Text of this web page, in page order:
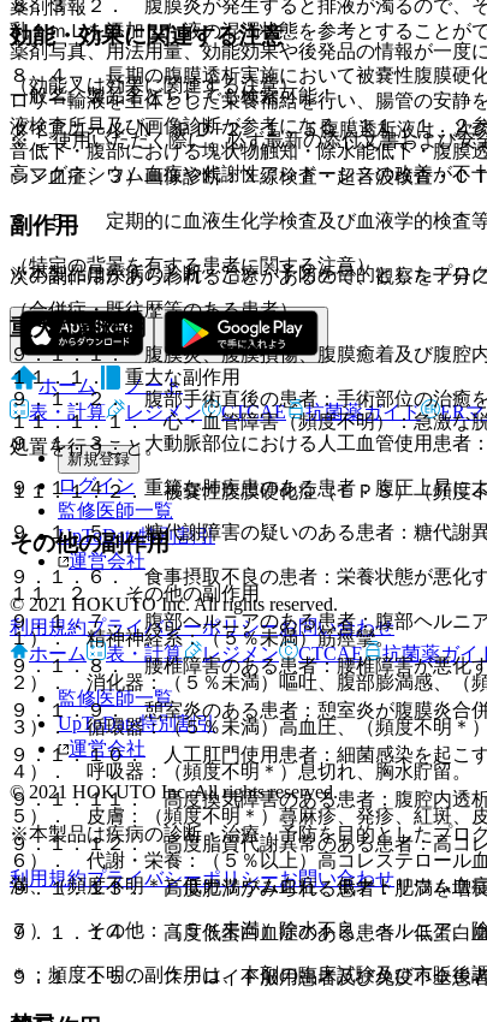
８．３．２． 腹膜炎が発生すると排液が濁るので、
乳１ｍＬを添加した液の混濁状態を参考とすることがで
８．４． 長期の腹膜透析実施において被嚢性腹膜硬
ロリー輸液を主体とした栄養補給を行い、腸管の安静
液検査所見及び画像診断が参考になる〔１１．１．２
音低下・腹部における塊状物触知・除水能低下・腹膜
シン血症、３）画像診断：Ｘ線検査・超音波検査・Ｃ
８．５． 定期的に血液生化学検査及び血液学的検査等
（特定の背景を有する患者に関する注意）
（合併症・既往歴等のある患者）
９．１．１． 腹膜炎、腹膜損傷、腹膜癒着及び腹腔
９．１．２． 腹部手術直後の患者：手術部位の治癒
９．１．３． 大動脈部位における人工血管使用患者
９．１．４． 重篤な肺疾患のある患者：腹圧上昇に
９．１．５． 糖代謝障害の疑いのある患者：糖代謝
９．１．６． 食事摂取不良の患者：栄養状態が悪化
９．１．７． 腹部ヘルニアのある患者：腹部ヘルニ
９．１．８． 腰椎障害のある患者：腰椎障害が悪化
９．１．９． 憩室炎のある患者：憩室炎が腹膜炎合
９．１．１０． 人工肛門使用患者：細菌感染を起こす
９．１．１１． 高度換気障害のある患者：腹腔内透
９．１．１２． 高度脂質代謝異常のある患者：高コ
９．１．１３． 高度肥満がみられる患者：肥満を増
９．１．１４． 高度低蛋白血症のある患者：低蛋白
９．１．１５． ステロイド服用患者及び免疫不全患
効能・効果に関連する注意
（効能又は効果に関連する注意）
ダイアニール−Ｎ ＰＤ−２ １．５腹膜透析液は、次
高マグネシウム血症や代謝性アシドーシスの改善が不
副作用
次の副作用があらわれることがあるので、観察を十分
重大な副作用
１１．１． 重大な副作用
１１．１．１． 心・血管障害（頻度不明）：急激な
処置を行うこと。
１１．１．２． 被嚢性腹膜硬化症（ＥＰＳ）（頻度
その他の副作用
１１．２． その他の副作用
１）． 精神神経系：（５％未満）筋痙攣。
２）． 消化器：（５％未満）嘔吐、腹部膨満感、（
３）． 循環器：（５％未満）高血圧、（頻度不明＊）
４）． 呼吸器：（頻度不明＊）息切れ、胸水貯留。
５）． 皮膚：（頻度不明＊）蕁麻疹、発疹、紅斑、
６）． 代謝・栄養：（５％以上）高コレステロール
満、（頻度不明＊）低カリウム血症、低ナトリウム血
７）． その他：（５％未満）除水不良、ヘルニア、
＊：頻度不明の副作用は、本剤の臨床試験及び市販後
薬剤情報
薬剤写真、用法用量、効能効果や後発品の情報が一度
一般名、製品名どちらでも検索可能！
※ ご使用いただく際に、必ず最新の添付文書および安
※本製品は疾病の診断・治療・予防を目的としたプロ
ホーム
ノート
表・計算
レジメン CTCAE 抗菌薬ガイド ER
新規登録
ログイン
監修医師一覧
UpToDate特別割引
運営会社
© 2021 HOKUTO Inc. All rights reserved.
利用規約プライバシーポリシーお問い合わせ
ホーム
表・計算 レジメン CTCAE 抗菌薬ガイ
監修医師一覧
UpToDate特別割引
運営会社
© 2021 HOKUTO Inc. All rights reserved.
※本製品は疾病の診断・治療・予防を目的としたプロ
利用規約プライバシーポリシーお問い合わせ